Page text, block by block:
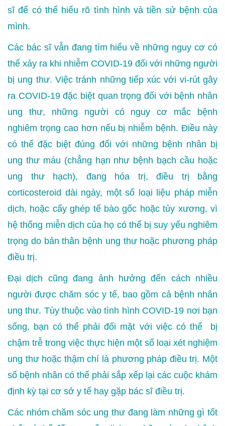
sĩ để có thể hiểu rõ tình hình và tiền sử bệnh của
mình.
Các bác sĩ vẫn đang tìm hiểu về những nguy cơ có
thể xảy ra khi nhiễm COVID-19 đối với những người
bị ung thư. Việc tránh những tiếp xúc với vi-rút gây
ra COVID-19 đặc biệt quan trọng đối với bệnh nhân
ung thư, những người có nguy cơ mắc bệnh
nghiêm trọng cao hơn nếu bị nhiễm bệnh. Điều này
có thể đặc biệt đúng đối với những bệnh nhân bị
ung thư máu (chẳng hạn như bệnh bạch cầu hoặc
ung thư hạch), đang hóa trị, điều trị bằng
corticosteroid dài ngày, một số loại liệu pháp miễn
dịch, hoặc cấy ghép tế bào gốc hoặc tủy xương, vì
hệ thống miễn dịch của họ có thể bị suy yếu nghiêm
trọng do bản thân bệnh ung thư hoặc phương pháp
điều trị.
Đại dịch cũng đang ảnh hưởng đến cách nhiều
người được chăm sóc y tế, bao gồm cả bệnh nhân
ung thư. Tùy thuộc vào tình hình COVID-19 nơi bạn
sống, bạn có thể phải đối mặt với việc có thể bị
chậm trễ trong việc thực hiện một số loại xét nghiệm
ung thư hoặc thậm chí là phương pháp điều trị. Một
số bệnh nhân có thể phải sắp xếp lại các cuộc khám
định kỳ tại cơ sở y tế hay gặp bác sĩ điều trị.
Các nhóm chăm sóc ung thư đang làm những gì tốt